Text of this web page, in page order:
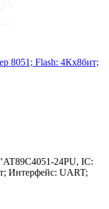
8051; Flash: 4Кx8бит;
24PU, IC:
Интерфейс: UART;